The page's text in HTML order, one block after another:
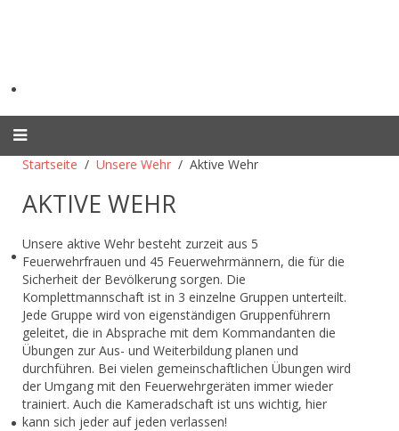
Startseite Unsere Wehr Aktive Wehr
AKTIVE WEHR
Unsere aktive Wehr besteht zurzeit aus 5
Feuerwehrfrauen und 45 Feuerwehrmännern, die für die
Sicherheit der Bevölkerung sorgen. Die
Komplettmannschaft ist in 3 einzelne Gruppen unterteilt.
Jede Gruppe wird von eigenständigen Gruppenführern
geleitet, die in Absprache mit dem Kommandanten die
Übungen zur Aus- und Weiterbildung planen und
durchführen. Bei vielen gemeinschaftlichen Übungen wird
der Umgang mit den Feuerwehrgeräten immer wieder
trainiert. Auch die Kameradschaft ist uns wichtig, hier
kann sich jeder auf jeden verlassen!